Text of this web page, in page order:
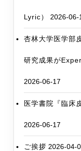
Lyric） 2026-06-
杏林大学医学部
研究成果が
2026-06-17
医学書院『臨床
2026-06-17
ご挨拶 2026-04-